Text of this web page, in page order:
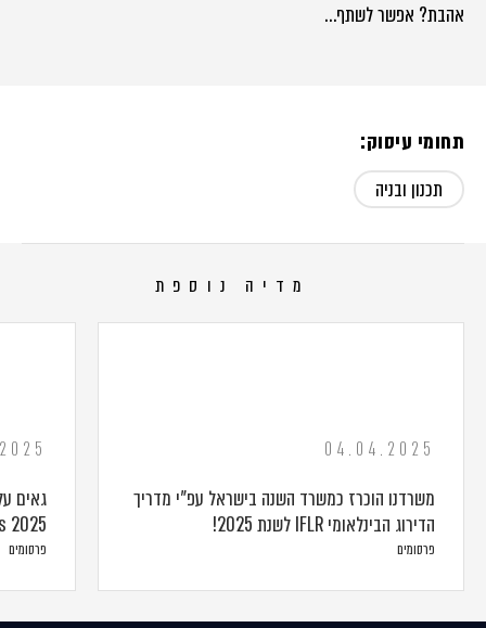
אהבת? אפשר לשתף…
תחומי עיסוק:
תכנון ובניה
מדיה נוספת
04.04.2025
משרדנו הוכרז כמשרד השנה בישראל עפ”י מדריך
הדירוג הבינלאומי IFLR לשנת 2025!
פרסומים
2025
פרסומים